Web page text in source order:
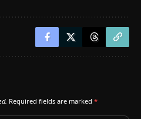
Required fields are marked *